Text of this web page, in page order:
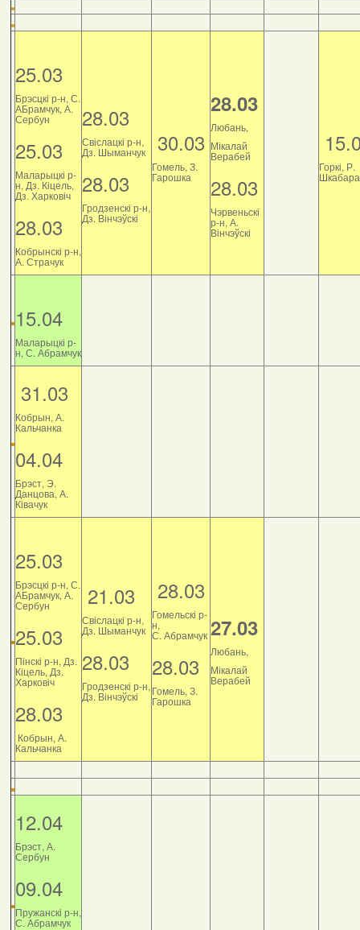
25.03
Брэсцкі р-н, С.
АБрамчук, А.
Сербун
25.03
Маларыцкі р-
н, Дз. Кіцель,
Дз. Харковіч
28.03
Кобрынскі р-н,
А. Страчук
28.03
Свіслацкі р-н,
Дз. Шыманчук
28.03
Гродзенскі р-н,
Дз. Вінчэўскі
30.03
Гомель, З.
Гарошка
28.03
Любань,
Мікалай
Верабей
28.03
Чэрвеньскі
р-н, А.
Вінчэўскі
Горкі, Р.
Шкабара
15.04
Маларыцкі р-
н, С. Абрамчук
31.03
Кобрын, А.
Кальчанка
04.04
Брэст, Э.
Данцова, А.
Ківачук
25.03
Брэсцкі р-н, С.
АБрамчук, А.
Сербун
25.03
Пінскі р-н, Дз.
Кіцель, Дз.
Харковіч
28.03
Кобрын, А.
Кальчанка
21.03
Свіслацкі р-н,
Дз. Шыманчук
28.03
Гродзенскі р-н,
Дз. Вінчэўскі
28.03
Гомельскі р-
н,
С. Абрамчук
28.03
Гомель, З.
Гарошка
27.03
Любань,
Мікалай
Верабей
12.04
Брэст, А.
Сербун
09.04
Пружанскі р-н,
С. Абрамчук